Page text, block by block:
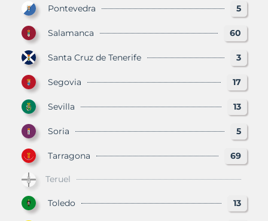
Pontevedra 5
Salamanca 60
Santa Cruz de Tenerife 3
Segovia 17
Sevilla 13
Soria 5
Tarragona 69
Teruel
Toledo 13